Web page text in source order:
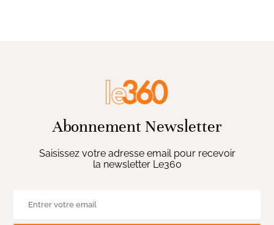
Abonnement Newsletter
Saisissez votre adresse email pour recevoir
la newsletter Le360